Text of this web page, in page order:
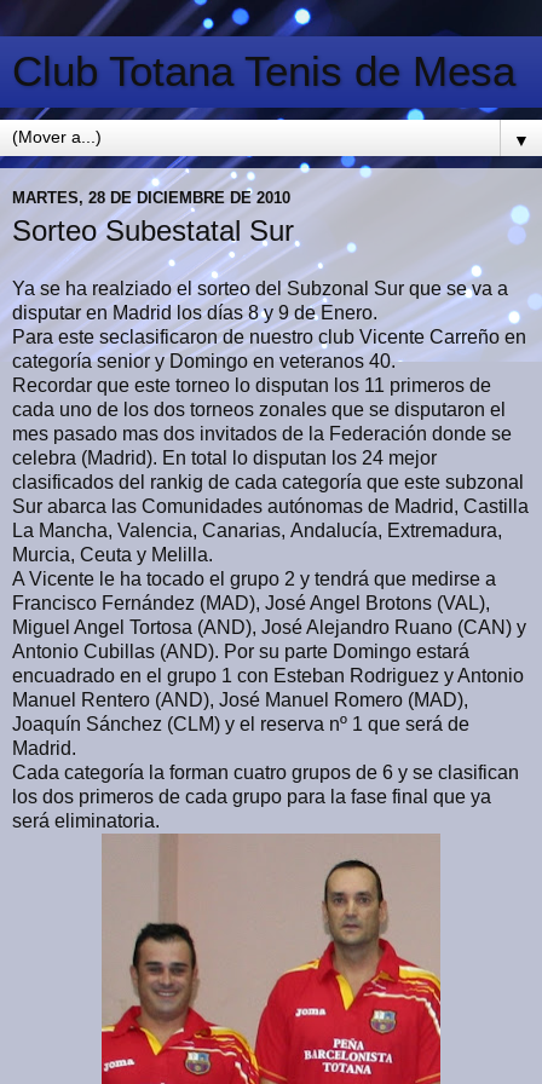
Club Totana Tenis de Mesa
▼
MARTES, 28 DE DICIEMBRE DE 2010
Sorteo Subestatal Sur
Ya se ha realziado el sorteo del Subzonal Sur que se va a
disputar en Madrid los días 8 y 9 de Enero.
Para este seclasificaron de nuestro club Vicente Carreño en
categoría senior y Domingo en veteranos 40.
Recordar que este torneo lo disputan los 11 primeros de
cada uno de los dos torneos zonales que se disputaron el
mes pasado mas dos invitados de la Federación donde se
celebra (Madrid). En total lo disputan los 24 mejor
clasificados del rankig de cada categoría que este subzonal
Sur abarca las Comunidades autónomas de Madrid, Castilla
La Mancha, Valencia, Canarias, Andalucía, Extremadura,
Murcia, Ceuta y Melilla.
A Vicente le ha tocado el grupo 2 y tendrá que medirse a
Francisco Fernández (MAD), José Angel Brotons (VAL),
Miguel Angel Tortosa (AND), José Alejandro Ruano (CAN) y
Antonio Cubillas (AND). Por su parte Domingo estará
encuadrado en el grupo 1 con Esteban Rodriguez y Antonio
Manuel Rentero (AND), José Manuel Romero (MAD),
Joaquín Sánchez (CLM) y el reserva nº 1 que será de
Madrid.
Cada categoría la forman cuatro grupos de 6 y se clasifican
los dos primeros de cada grupo para la fase final que ya
será eliminatoria.